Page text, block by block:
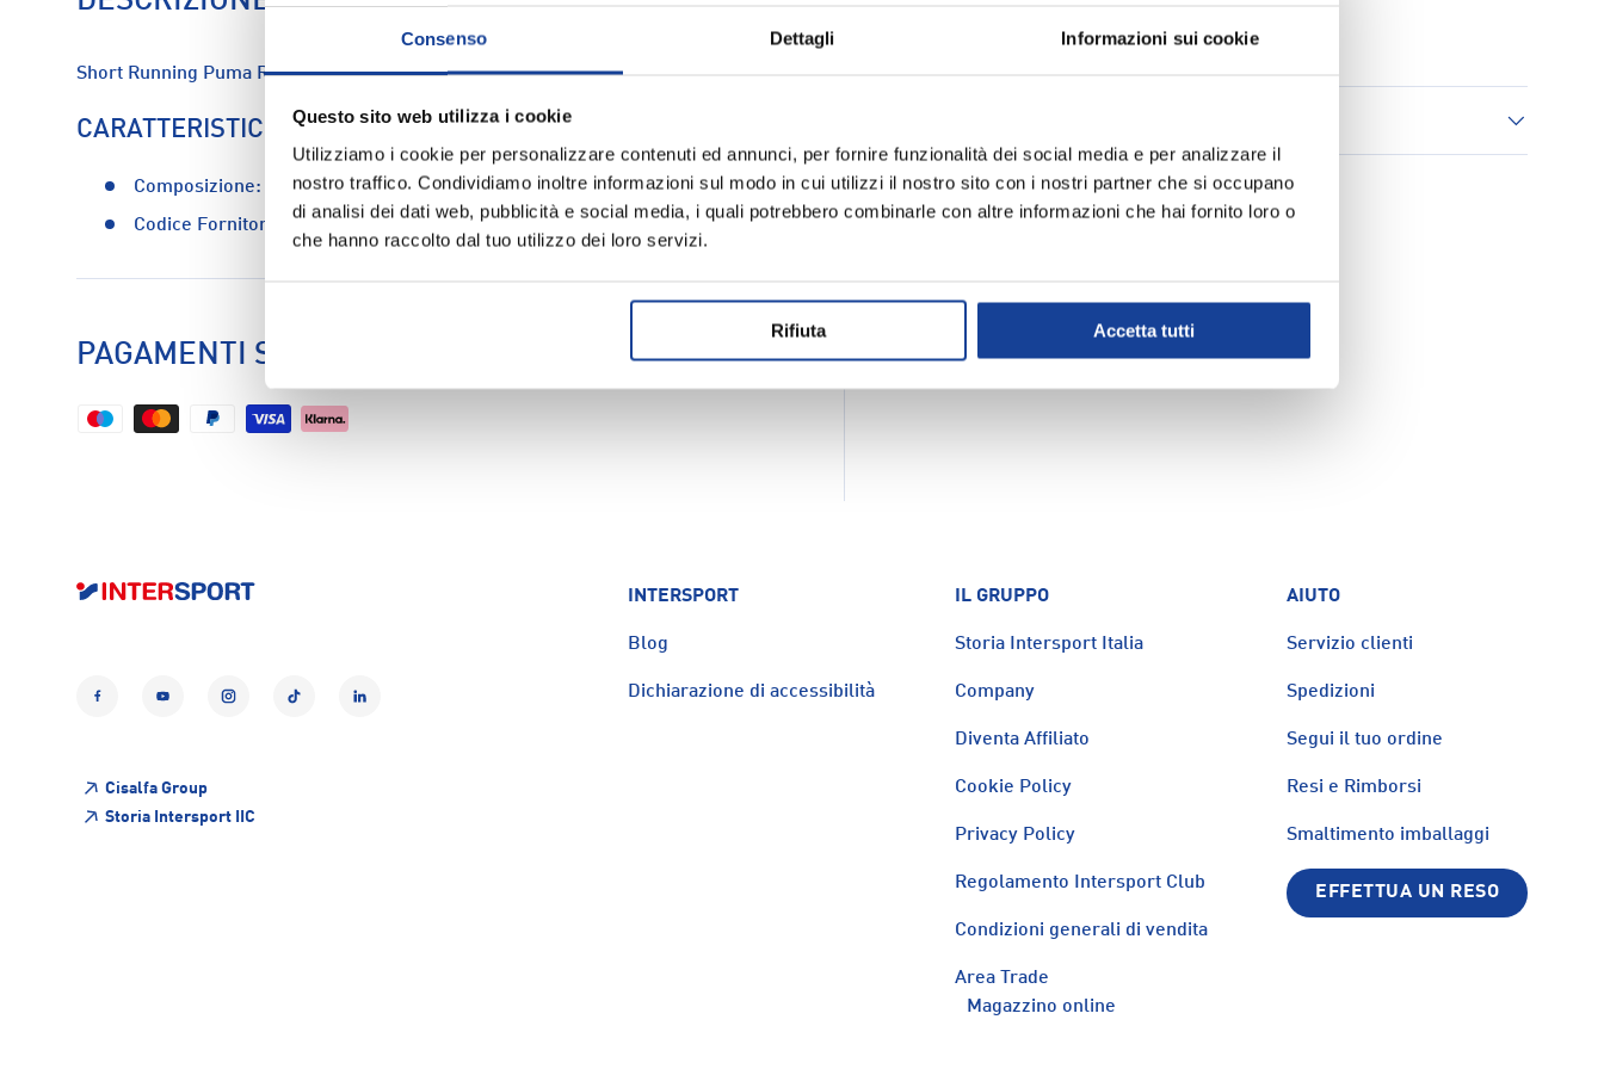
Consenso Dettagli Informazioni sui cookie
Questo sito web utilizza i cookie
Utilizziamo i cookie per personalizzare contenuti ed annunci, per fornire funzionalità dei social media e per analizzare il
nostro traffico. Condividiamo inoltre informazioni sul modo in cui utilizzi il nostro sito con i nostri partner che si occupano
di analisi dei dati web, pubblicità e social media, i quali potrebbero combinarle con altre informazioni che hai fornito loro o
che hanno raccolto dal tuo utilizzo dei loro servizi.
Rifiuta Accetta tutti
Short Running Puma Run Club M - Uomo
CARATTERISTICHE
Composizione:
100% poliestere riciclato
Codice Fornitore:
PAGAMENTI SICURI
YouTubeInstagramTikTok LinkedIn
Cisalfa Group
Storia Intersport IIC
INTERSPORT
Blog
Dichiarazione di accessibilità
IL GRUPPO
Storia Intersport Italia
Company
Diventa Affiliato
Cookie Policy
Privacy Policy
Regolamento Intersport Club
Condizioni generali di vendita
Area Trade
Magazzino online
AIUTO
Servizio clienti
Spedizioni
Segui il tuo ordine
Resi e Rimborsi
Smaltimento imballaggi
EFFETTUA UN RESO